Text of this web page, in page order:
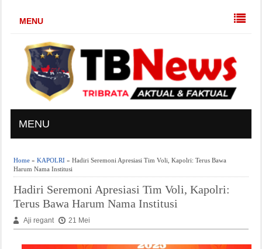
MENU
MENU
Home» KAPOLRI» Hadiri Seremoni Apresiasi Tim Voli, Kapolri: Terus Bawa
Harum Nama Institusi
Hadiri Seremoni Apresiasi Tim Voli, Kapolri:
Terus Bawa Harum Nama Institusi
Aji regant 21 Mei